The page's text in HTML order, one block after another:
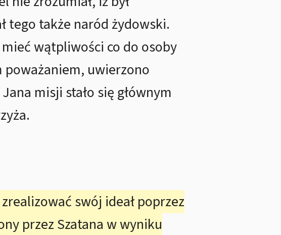
tego także naród żydowski.
mieć wątpliwości co do osoby
poważaniem, uwierzono
misji stało się głównym
swój ideał poprzez
przez Szatana w wyniku